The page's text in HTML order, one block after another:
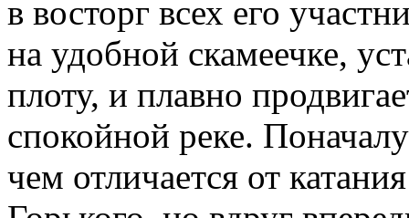
в восторг всех его
на удобной скамеечке,
плоту, и плавно
спокойной реке.
чем отличается от